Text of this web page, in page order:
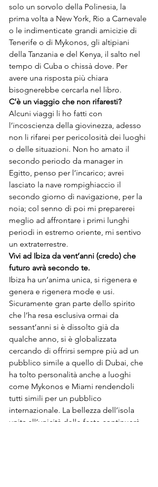
solo un sorvolo della Polinesia, la
prima volta a New York, Rio a Carnevale
o le indimenticate grandi amicizie di
Tenerife o di Mykonos, gli altipiani
della Tanzania e del Kenya, il salto nel
tempo di Cuba o chissà dove. Per
avere una risposta più chiara
bisognerebbe cercarla nel libro.
C’è un viaggio che non rifaresti?
Alcuni viaggi li ho fatti con
l’incoscienza della giovinezza, adesso
non li rifarei per pericolosità dei luoghi
o delle situazioni. Non ho amato il
secondo periodo da manager in
Egitto, penso per l’incarico; avrei
lasciato la nave rompighiaccio il
secondo giorno di navigazione, per la
noia; col senno di poi mi preparerei
meglio ad affrontare i primi lunghi
periodi in estremo oriente, mi sentivo
un extraterrestre.
Vivi ad Ibiza da vent’anni (credo) che
futuro avrà secondo te.
Ibiza ha un’anima unica, si rigenera e
genera e rigenera mode e usi.
Sicuramente gran parte dello spirito
che l’ha resa esclusiva ormai da
sessant’anni si è dissolto già da
qualche anno, si è globalizzata
cercando di offrirsi sempre più ad un
pubblico simile a quello di Dubai, che
ha tolto personalità anche a luoghi
come Mykonos e Miami rendendoli
tutti simili per un pubblico
internazionale. La bellezza dell’isola
unita all’unicità delle feste continuerà